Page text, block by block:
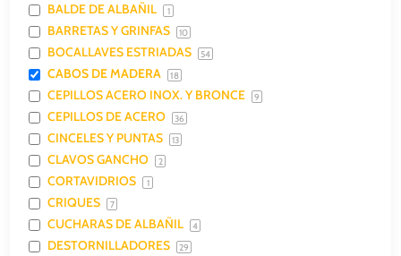
BALDE DE ALBAÑIL 1
BARRETAS Y GRINFAS 10
BOCALLAVES ESTRIADAS 54
CABOS DE MADERA 18
CEPILLOS ACERO INOX. Y BRONCE 9
CEPILLOS DE ACERO 36
CINCELES Y PUNTAS 13
CLAVOS GANCHO 2
CORTAVIDRIOS 1
CRIQUES 7
CUCHARAS DE ALBAÑIL 4
DESTORNILLADORES 29